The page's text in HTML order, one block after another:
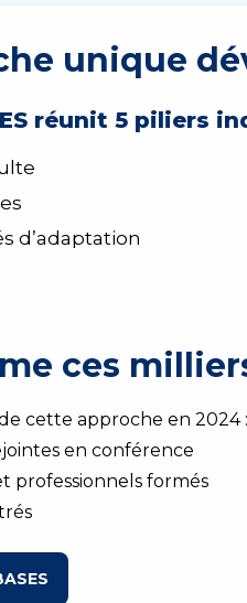
unique
réunit5 piliers
d’adaptation
ces
cette approche en 2024 :
en conférence
professionnels formés